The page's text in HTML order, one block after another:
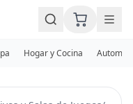
Hogar y Cocina